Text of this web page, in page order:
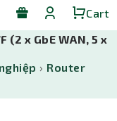
Cart
(2 x GbE WAN, 5 x
› Router